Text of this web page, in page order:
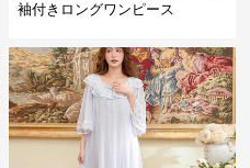
袖付きロングワンピース